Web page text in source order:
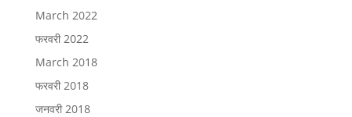
March 2022
फरवरी 2022
March 2018
फरवरी 2018
जनवरी 2018